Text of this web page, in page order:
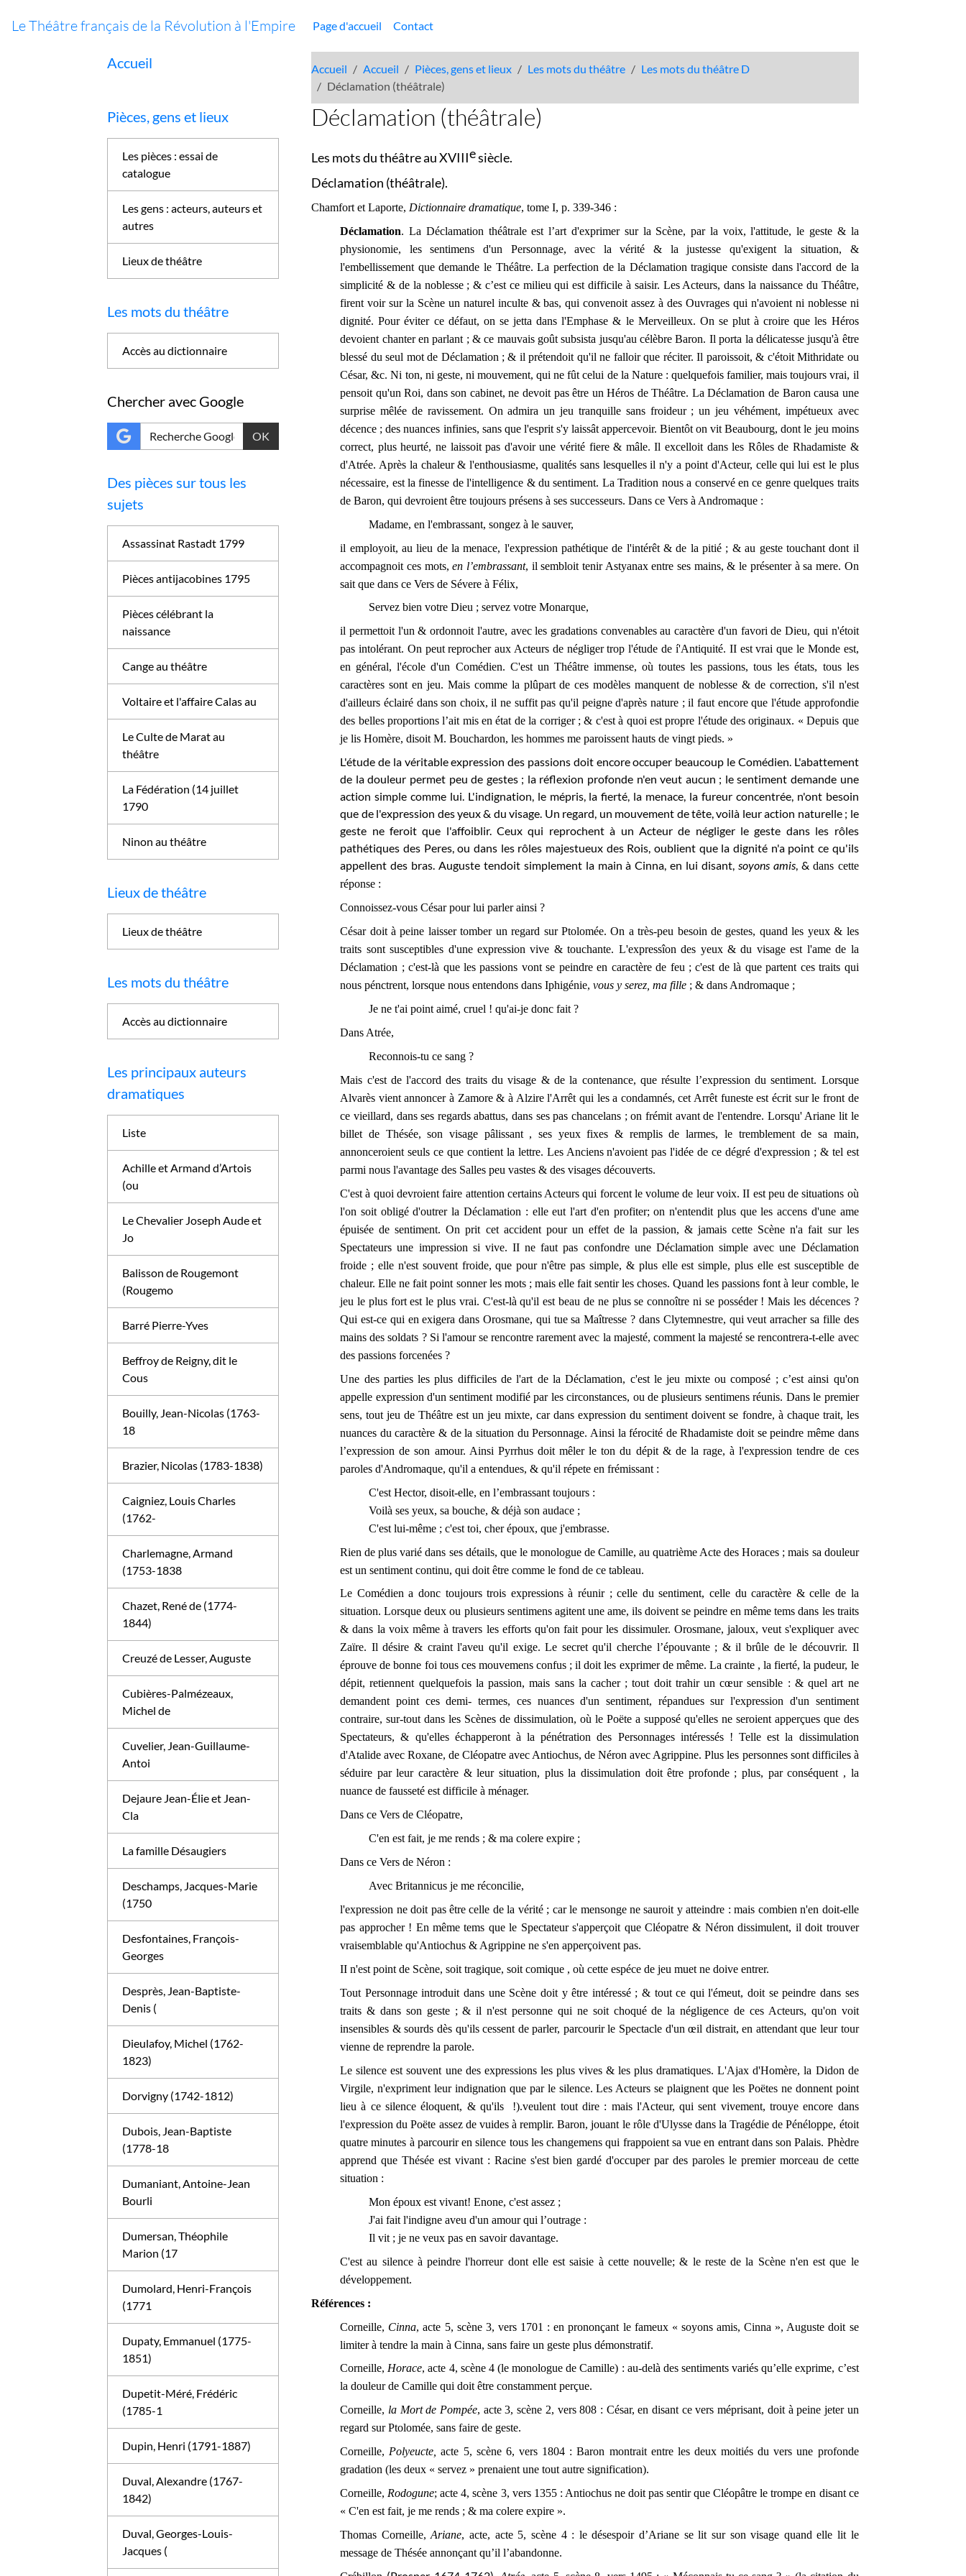
Le Théâtre français de la Révolution à l'Empire Page d'accueil Contact
Accueil Accueil Pièces, gens et lieux Les mots du théâtre
Les mots du théâtre D
Déclamation (théâtrale)
Déclamation (théâtrale)
Les mots du théâtre au XVIIIesiècle.
Déclamation (théâtrale).
Chamfort et Laporte, Dictionnaire dramatique, tome I, p. 339-346 :
Déclamation. La Déclamation théâtrale est l’art d'exprimer sur la Scène, par la voix, l'attitude, le geste & la
physionomie, les sentimens d'un Personnage, avec la vérité & la justesse qu'exigent la situation, &
l'embellissement que demande le Théâtre. La perfection de la Déclamation tragique consiste dans l'accord de la
simplicité & de la noblesse ; & c’est ce milieu qui est difficile à saisir. Les Acteurs, dans la naissance du Théâtre,
firent voir sur la Scène un naturel inculte & bas, qui convenoit assez à des Ouvrages qui n'avoient ni noblesse ni
dignité. Pour éviter ce défaut, on se jetta dans l'Emphase & le Merveilleux. On se plut à croire que les Héros
devoient chanter en parlant ; & ce mauvais goût subsista jusqu'au célèbre Baron. Il porta la délicatesse jusqu'à être
blessé du seul mot de Déclamation ; & il prétendoit qu'il ne falloir que réciter. Il paroissoit, & c'étoit Mithridate ou
César, &c. Ni ton, ni geste, ni mouvement, qui ne fût celui de la Nature : quelquefois familier, mais toujours vrai, il
pensoit qu'un Roi, dans son cabinet, ne devoit pas être un Héros de Théâtre. La Déclamation de Baron causa une
surprise mêlée de ravissement. On admira un jeu tranquille sans froideur ; un jeu véhément, impétueux avec
décence ; des nuances infinies, sans que l'esprit s'y laissât appercevoir. Bientôt on vit Beaubourg, dont le jeu moins
correct, plus heurté, ne laissoit pas d'avoir une vérité fiere & mâle. Il excelloit dans les Rôles de Rhadamiste &
d'Atrée. Après la chaleur & l'enthousiasme, qualités sans lesquelles il n'y a point d'Acteur, celle qui lui est le plus
nécessaire, est la finesse de l'intelligence & du sentiment. La Tradition nous a conservé en ce genre quelques traits
de Baron, qui devroient être toujours présens à ses successeurs. Dans ce Vers à Andromaque :
Madame, en l'embrassant, songez à le sauver,
il employoit, au lieu de la menace, l'expression pathétique de l'intérêt & de la pitié ; & au geste touchant dont il
accompagnoit ces mots,en l’embrassant, il sembloit tenir Astyanax entre ses mains, & le présenter à sa mere. On
sait que dans ce Vers de Sévere à Félix,
Servez bien votre Dieu ; servez votre Monarque,
il permettoit l'un & ordonnoit l'autre, avec les gradations convenables au caractère d'un favori de Dieu, qui n'étoit
pas intolérant. On peut reprocher aux Acteurs de négliger trop l'étude de í'Antiquité. II est vrai que le Monde est,
en général, l'école d'un Comédien. C'est un Théâtre immense, où toutes les passions, tous les états, tous les
caractères sont en jeu. Mais comme la plûpart de ces modèles manquent de noblesse & de correction, s'il n'est
d'ailleurs éclairé dans son choix, il ne suffit pas qu'il peigne d'après nature ; il faut encore que l'étude approfondie
des belles proportions l’ait mis en état de la corriger ; & c'est à quoi est propre l'étude des originaux. « Depuis que
je lis Homère, disoit M. Bouchardon, les hommes me paroissent hauts de vingt pieds. »
L'étude de la véritable expression des passions doit encore occuper beaucoup le Comédien. L'abattement
de la douleur permet peu de gestes ; la réflexion profonde n'en veut aucun ; le sentiment demande une
action simple comme lui. L'indignation, le mépris, la fierté, la menace, la fureur concentrée, n'ont besoin
que de l'expression des yeux & du visage. Un regard, un mouvement de tête, voilà leur action naturelle ; le
geste ne feroit que l'affoiblir. Ceux qui reprochent à un Acteur de négliger le geste dans les rôles
pathétiques des Peres, ou dans les rôles majestueux des Rois, oublient que la dignité n'a point ce qu'ils
appellent des bras. Auguste tendoit simplement la main à Cinna, en lui disant, soyons amis, & dans cette
réponse :
Connoissez-vous César pour lui parler ainsi ?
César doit à peine laisser tomber un regard sur Ptolomée. On a très-peu besoin de gestes, quand les yeux & les
traits sont susceptibles d'une expression vive & touchante. L'expressîon des yeux & du visage est l'ame de la
Déclamation ; c'est-là que les passions vont se peindre en caractère de feu ; c'est de là que partent ces traits qui
nous pénctrent, lorsque nous entendons dans Iphigénie,vous y serez, ma fille ; & dans Andromaque ;
Je ne t'ai point aimé, cruel ! qu'ai-je donc fait ?
Dans Atrée,
Reconnois-tu ce sang ?
Mais c'est de l'accord des traits du visage & de la contenance, que résulte l’expression du sentiment. Lorsque
Alvarès vient annoncer à Zamore & à Alzire l'Arrêt qui les a condamnés, cet Arrêt funeste est écrit sur le front de
ce vieillard, dans ses regards abattus, dans ses pas chancelans ; on frémit avant de l'entendre. Lorsqu' Ariane lit le
billet de Thésée, son visage pâlissant , ses yeux fixes & remplis de larmes, le tremblement de sa main,
annonceroient seuls ce que contient la lettre. Les Anciens n'avoient pas l'idée de ce dégré d'expression ; & tel est
parmi nous l'avantage des Salles peu vastes & des visages découverts.
C'est à quoi devroient faire attention certains Acteurs qui forcent le volume de leur voix. II est peu de situations où
l'on soit obligé d'outrer la Déclamation : elle eut l'art d'en profiter; on n'entendit plus que les accens d'une ame
épuisée de sentiment. On prit cet accident pour un effet de la passion, & jamais cette Scène n'a fait sur les
Spectateurs une impression si vive. II ne faut pas confondre une Déclamation simple avec une Déclamation
froide ; elle n'est souvent froide, que pour n'être pas simple, & plus elle est simple, plus elle est susceptible de
chaleur. Elle ne fait point sonner les mots ; mais elle fait sentir les choses. Quand les passions font à leur comble, le
jeu le plus fort est le plus vrai. C'est-là qu'il est beau de ne plus se connoître ni se posséder ! Mais les décences ?
Qui est-ce qui en exigera dans Orosmane, qui tue sa Maîtresse ? dans Clytemnestre, qui veut arracher sa fille des
mains des soldats ? Si l'amour se rencontre rarement avec la majesté, comment la majesté se rencontrera-t-elle avec
des passions forcenées ?
Une des parties les plus difficiles de l'art de la Déclamation, c'est le jeu mixte ou composé ; c’est ainsi qu'on
appelle expression d'un sentiment modifié par les circonstances, ou de plusieurs sentimens réunis. Dans le premier
sens, tout jeu de Théâtre est un jeu mixte, car dans expression du sentiment doivent se fondre, à chaque trait, les
nuances du caractère & de la situation du Personnage. Ainsi la férocité de Rhadamiste doit se peindre même dans
l’expression de son amour. Ainsi Pyrrhus doit mêler le ton du dépit & de la rage, à l'expression tendre de ces
paroles d'Andromaque, qu'il a entendues, & qu'il répete en frémissant :
C'est Hector, disoit-elle, en l’embrassant toujours :
Voilà ses yeux, sa bouche, & déjà son audace ;
C'est lui-même ; c'est toi, cher époux, que j'embrasse.
Rien de plus varié dans ses détails, que le monologue de Camille, au quatrième Acte des Horaces ; mais sa douleur
est un sentiment continu, qui doit être comme le fond de ce tableau.
Le Comédien a donc toujours trois expressions à réunir ; celle du sentiment, celle du caractère & celle de la
situation. Lorsque deux ou plusieurs sentimens agitent une ame, ils doivent se peindre en même tems dans les traits
& dans la voix même à travers les efforts qu'on fait pour les dissimuler. Orosmane, jaloux, veut s'expliquer avec
Zaïre. Il désire & craint l'aveu qu'il exige. Le secret qu'il cherche l’épouvante ; & il brûle de le découvrir. Il
éprouve de bonne foi tous ces mouvemens confus ; il doit les exprimer de même. La crainte , la fierté, la pudeur, le
dépit, retiennent quelquefois la passion, mais sans la cacher ; tout doit trahir un cœur sensible : & quel art ne
demandent point ces demi- termes, ces nuances d'un sentiment, répandues sur l'expression d'un sentiment
contraire, sur-tout dans les Scènes de dissimulation, où le Poëte a supposé qu'elles ne seroient apperçues que des
Spectateurs, & qu'elles échapperont à la pénétration des Personnages intéressés ! Telle est la dissimulation
d'Atalide avec Roxane, de Cléopatre avec Antiochus, de Néron avec Agrippine. Plus les personnes sont difficiles à
séduire par leur caractère & leur situation, plus la dissimulation doit être profonde ; plus, par conséquent , la
nuance de fausseté est difficile à ménager.
Dans ce Vers de Cléopatre,
C'en est fait, je me rends ; & ma colere expire ;
Dans ce Vers de Néron :
Avec Britannicus je me réconcilie,
l'expression ne doit pas être celle de la vérité ; car le mensonge ne sauroit y atteindre : mais combien n'en doit-elle
pas approcher ! En même tems que le Spectateur s'apperçoit que Cléopatre & Néron dissimulent, il doit trouver
vraisemblable qu'Antiochus & Agrippine ne s'en apperçoivent pas.
II n'est point de Scène, soit tragique, soit comique , où cette espéce de jeu muet ne doive entrer.
Tout Personnage introduit dans une Scène doit y être intéressé ; & tout ce qui l'émeut, doit se peindre dans ses
traits & dans son geste ; & il n'est personne qui ne soit choqué de la négligence de ces Acteurs, qu'on voit
insensibles & sourds dès qu'ils cessent de parler, parcourir le Spectacle d'un œil distrait, en attendant que leur tour
vienne de reprendre la parole.
Le silence est souvent une des expressions les plus vives & les plus dramatiques. L'Ajax d'Homère, la Didon de
Virgile, n'expriment leur indignation que par le silence. Les Acteurs se plaignent que les Poëtes ne donnent point
lieu à ce silence éloquent, & qu'ils !).veulent tout dire : mais l'Acteur, qui sent vivement, trouye encore dans
l'expression du Poëte assez de vuides à remplir. Baron, jouant le rôle d'Ulysse dans la Tragédie de Pénéloppe, étoit
quatre minutes à parcourir en silence tous les changemens qui frappoient sa vue en entrant dans son Palais. Phèdre
apprend que Thésée est vivant : Racine s'est bien gardé d'occuper par des paroles le premier morceau de cette
situation :
Mon époux est vivant! Enone, c'est assez ;
J'ai fait l'indigne aveu d'un amour qui l’outrage :
Il vit ; je ne veux pas en savoir davantage.
C'est au silence à peindre l'horreur dont elle est saisie à cette nouvelle; & le reste de la Scène n'en est que le
développement.
Références :
Corneille, Cinna, acte 5, scène 3, vers 1701 : en prononçant le fameux « soyons amis, Cinna », Auguste doit se
limiter à tendre la main à Cinna, sans faire un geste plus démonstratif.
Corneille,Horace, acte 4, scène 4 (le monologue de Camille) : au-delà des sentiments variés qu’elle exprime, c’est
la douleur de Camille qui doit être constamment perçue.
Corneille, la Mort de Pompée, acte 3, scène 2, vers 808 : César, en disant ce vers méprisant, doit à peine jeter un
regard sur Ptolomée, sans faire de geste.
Corneille, Polyeucte, acte 5, scène 6, vers 1804 : Baron montrait entre les deux moitiés du vers une profonde
gradation (les deux « servez » prenaient une tout autre signification).
Corneille, Rodogune; acte 4, scène 3, vers 1355 : Antiochus ne doit pas sentir que Cléopâtre le trompe en disant ce
« C'en est fait, je me rends ; & ma colere expire ».
Thomas Corneille,Ariane, acte, acte 5, scène 4 : le désespoir d’Ariane se lit sur son visage quand elle lit le
message de Thésée annonçant qu’il l’abandonne.
Accueil
Pièces, gens et lieux
Les pièces : essai de
catalogue
Les gens : acteurs, auteurs et
autres
Lieux de théâtre
Les mots du théâtre
Accès au dictionnaire
Chercher avec Google
OK
Des pièces sur tous les
sujets
Assassinat Rastadt 1799
Pièces antijacobines 1795
Pièces célébrant la
naissance
Cange au théâtre
Voltaire et l'affaire Calas au
Le Culte de Marat au
théâtre
La Fédération (14 juillet
1790
Ninon au théâtre
Lieux de théâtre
Lieux de théâtre
Les mots du théâtre
Accès au dictionnaire
Les principaux auteurs
dramatiques
Liste
Achille et Armand d’Artois
(ou
Le Chevalier Joseph Aude et
Jo
Balisson de Rougemont
(Rougemo
Barré Pierre-Yves
Beffroy de Reigny, dit le
Cous
Bouilly, Jean-Nicolas (1763-
18
Brazier, Nicolas (1783-1838)
Caigniez, Louis Charles
(1762-
Charlemagne, Armand
(1753-1838
Chazet, René de (1774-
1844)
Creuzé de Lesser, Auguste
Cubières-Palmézeaux,
Michel de
Cuvelier, Jean-Guillaume-
Antoi
Dejaure Jean-Élie et Jean-
Cla
La famille Désaugiers
Deschamps, Jacques-Marie
(1750
Desfontaines, François-
Georges
Desprès, Jean-Baptiste-
Denis (
Dieulafoy, Michel (1762-
1823)
Dorvigny (1742-1812)
Dubois, Jean-Baptiste
(1778-18
Dumaniant, Antoine-Jean
Bourli
Dumersan, Théophile
Marion (17
Dumolard, Henri-François
(1771
Dupaty, Emmanuel (1775-
1851)
Dupetit-Méré, Frédéric
(1785-1
Dupin, Henri (1791-1887)
Duval, Alexandre (1767-
1842)
Duval, Georges-Louis-
Jacques (